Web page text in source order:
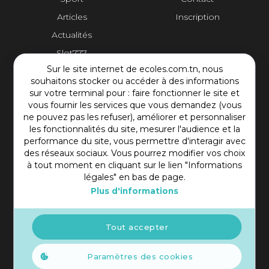
Sur le site internet de ecoles.com.tn, nous
souhaitons stocker ou accéder à des informations
sur votre terminal pour : faire fonctionner le site et
vous fournir les services que vous demandez (vous
ne pouvez pas les refuser), améliorer et personnaliser
les fonctionnalités du site, mesurer l'audience et la
performance du site, vous permettre d'interagir avec
des réseaux sociaux. Vous pourrez modifier vos choix
à tout moment en cliquant sur le lien "Informations
légales" en bas de page.
Plus d'informations
Paramètres des cookies
Tout accepter
Articles
Actualités
Slot777
Inscription
Contact Plateforme
Rue Mohamed Shim, Rbat Monastir 5000 Tunisie
+216 97 50 60 54
contact@ecoles.com.tn